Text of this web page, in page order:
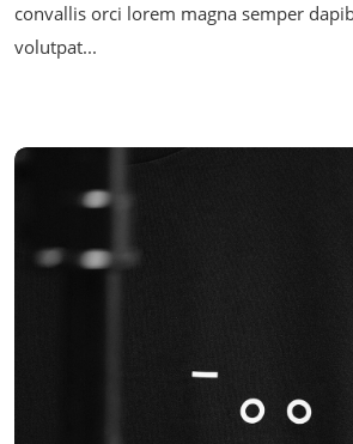
convallis orci lorem magna semper
volutpat...